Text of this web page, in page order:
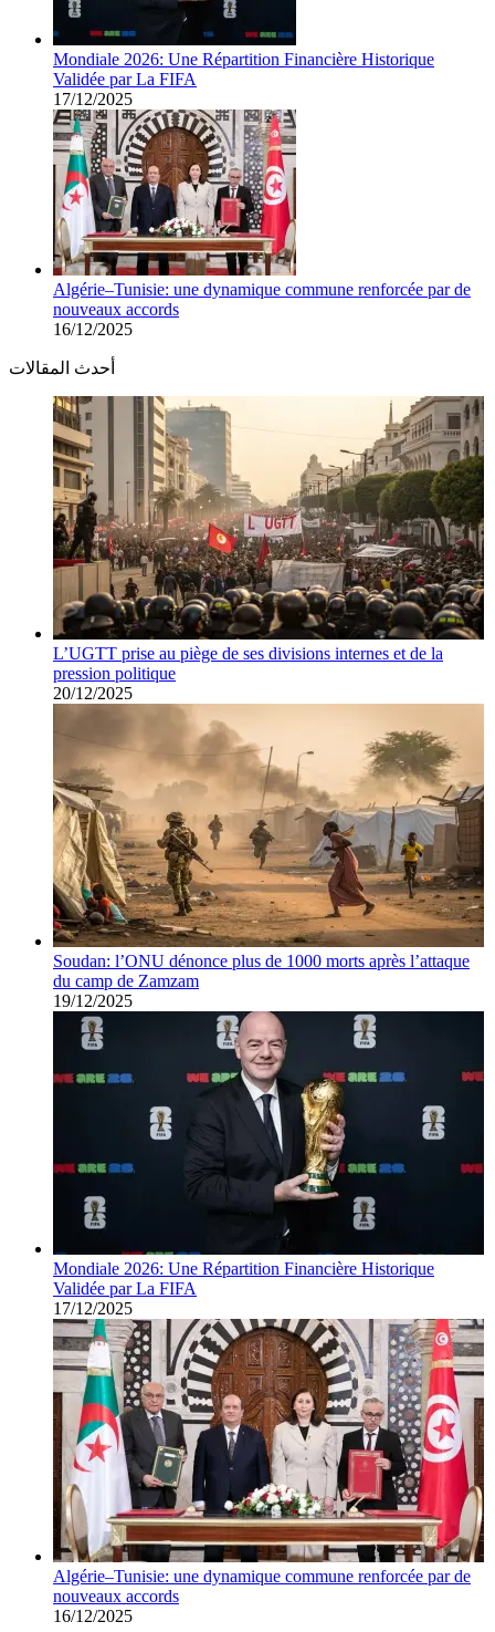
Mondiale 2026: Une Répartition Financière Historique
Validée par La FIFA
17/12/2025
Algérie–Tunisie: une dynamique commune renforcée par de
nouveaux accords
16/12/2025
أحدث المقالات
L’UGTT prise au piège de ses divisions internes et de la
pression politique
20/12/2025
Soudan: l’ONU dénonce plus de 1000 morts après l’attaque
du camp de Zamzam
19/12/2025
Mondiale 2026: Une Répartition Financière Historique
Validée par La FIFA
17/12/2025
Algérie–Tunisie: une dynamique commune renforcée par de
nouveaux accords
16/12/2025